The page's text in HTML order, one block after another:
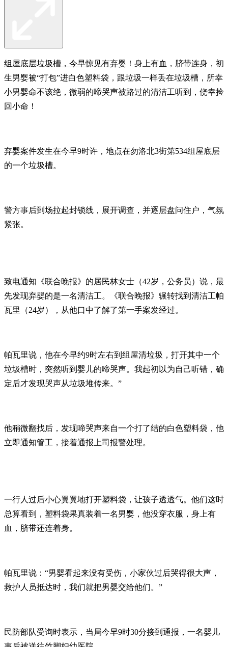
组屋底层垃圾槽，今早惊见有弃婴 ！身上有血，脐带连身，初
生男婴被“打包”进白色塑料袋，跟垃圾一样丢在垃圾槽，所幸
小男婴命不该绝，微弱的啼哭声被路过的清洁工听到，侥幸捡
回小命！
弃婴案件发生在今早9时许，地点在勿洛北3街第534组屋底层
的一个垃圾槽。
警方事后到场拉起封锁线，展开调查，并逐层盘问住户，气氛
紧张。
致电通知《联合晚报》的居民林女士（42岁，公务员）说，最
先发现弃婴的是一名清洁工。《联合晚报》辗转找到清洁工帕
瓦里（24岁），从他口中了解了第一手案发经过。
帕瓦里说，他在今早约9时左右到组屋清垃圾，打开其中一个
垃圾槽时，突然听到婴儿的啼哭声。我起初以为自己听错，确
定后才发现哭声从垃圾堆传来。”
他稍微翻找后，发现啼哭声来自一个打了结的白色塑料袋，他
立即通知管工，接着通报上司报警处理。
一行人过后小心翼翼地打开塑料袋，让孩子透透气。他们这时
总算看到，塑料袋果真装着一名男婴，他没穿衣服，身上有
血，脐带还连着身。
帕瓦里说：“男婴看起来没有受伤，小家伙过后哭得很大声，
救护人员抵达时，我们就把男婴交给他们。”
民防部队受询时表示，当局今早9时30分接到通报，一名婴儿